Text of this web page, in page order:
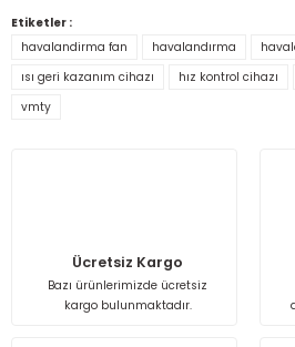
konularda yetersiz gördüğünüz
kullanarak tarafımıza iletebilirsiniz.
Görüş ve önerileriniz için teşekkür
Ürün resmi kalitesiz, bozuk veya
Etiketler :
havalandirma fan
havalandırma
ısı geri kazanım cihazı
hız kontrol cihazı
vmty
Ücretsiz Kargo
Bazı ürünlerimizde ücretsiz
kargo bulunmaktadır.